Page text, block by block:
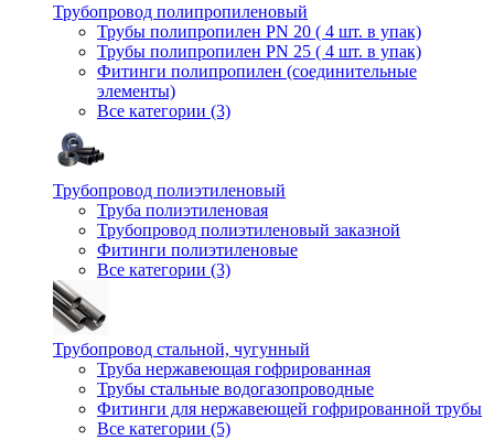
Трубопровод полипропиленовый
Трубы полипропилен PN 20 ( 4 шт. в упак)
Трубы полипропилен PN 25 ( 4 шт. в упак)
Фитинги полипропилен (cоединительные
элементы)
Все категории (3)
Трубопровод полиэтиленовый
Труба полиэтиленовая
Трубопровод полиэтиленовый заказной
Фитинги полиэтиленовые
Все категории (3)
Трубопровод стальной, чугунный
Труба нержавеющая гофрированная
Трубы стальные водогазопроводные
Фитинги для нержавеющей гофрированной трубы
Все категории (5)